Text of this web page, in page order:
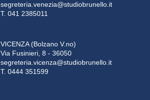
segreteria.venezia@studiobrunello.it
T. 041 2385011
VICENZA (Bolzano V.no)
Via Fusinieri, 8 - 36050
segreteria.vicenza@studiobrunello.it
T. 0444 351599